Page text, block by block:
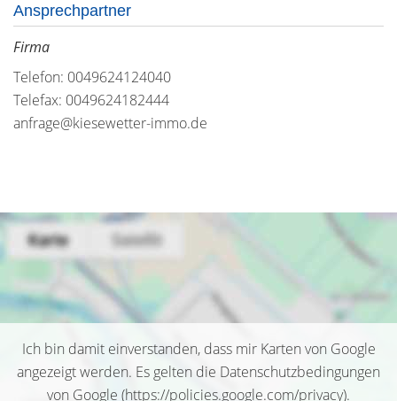
Ansprechpartner
Firma
Telefon: 0049624124040
Telefax: 0049624182444
anfrage@kiesewetter-immo.de
Ich bin damit einverstanden, dass mir Karten von Google
angezeigt werden. Es gelten die Datenschutzbedingungen
von Google (https://policies.google.com/privacy).